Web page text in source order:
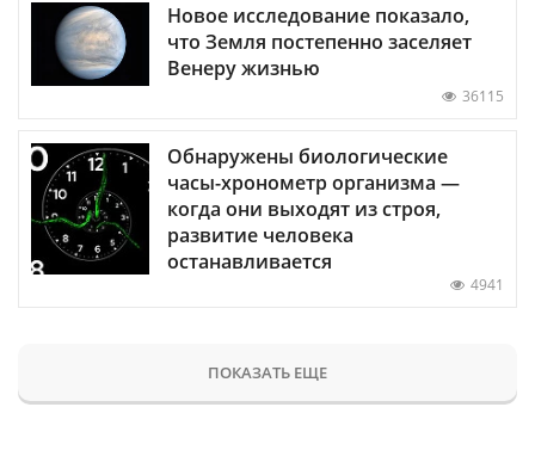
Новое исследование показало,
что Земля постепенно заселяет
Венеру жизнью
36115
Обнаружены биологические
часы-хронометр организма —
когда они выходят из строя,
развитие человека
останавливается
4941
ПОКАЗАТЬ ЕЩЕ